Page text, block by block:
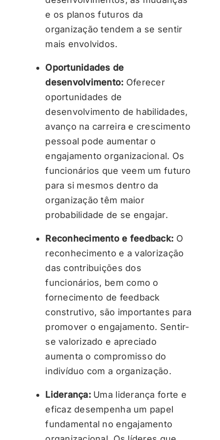
e os planos futuros da
organização tendem a se sentir
mais envolvidos.
Oportunidades de
desenvolvimento: Oferecer
oportunidades de
desenvolvimento de habilidades,
avanço na carreira e crescimento
pessoal pode aumentar o
engajamento organizacional. Os
funcionários que veem um futuro
para si mesmos dentro da
organização têm maior
probabilidade de se engajar.
Reconhecimento e feedback: O
reconhecimento e a valorização
das contribuições dos
funcionários, bem como o
fornecimento de feedback
construtivo, são importantes para
promover o engajamento. Sentir-
se valorizado e apreciado
aumenta o compromisso do
indivíduo com a organização.
Liderança:Uma liderança forte e
eficaz desempenha um papel
fundamental no engajamento